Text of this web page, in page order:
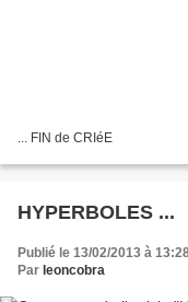
... FIN de CRIéE
HYPERBOLES ...
Publié le 13/02/2013 à
Par leoncobra